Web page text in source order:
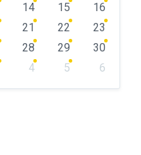
14 15
16
21 22
23
28 29
30
4 5
6